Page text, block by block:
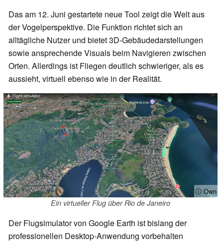
Das am 12. Juni gestartete neue Tool zeigt die Welt aus
der Vogelperspektive. Die Funktion richtet sich an
alltägliche Nutzer und bietet 3D-Gebäudedarstellungen
sowie ansprechende Visuals beim Navigieren zwischen
Orten. Allerdings ist Fliegen deutlich schwieriger, als es
aussieht, virtuell ebenso wie in der Realität.
ⓘ Own
Ein virtueller Flug über Rio de Janeiro
Der Flugsimulator von Google Earth ist bislang der
professionellen Desktop-Anwendung vorbehalten